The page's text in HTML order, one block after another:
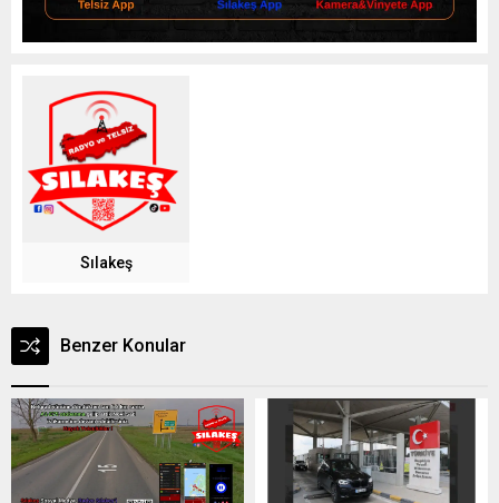
Sılakeş
Benzer Konular